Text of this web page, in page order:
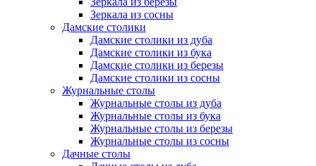
Зеркала из сосны
Дамские столики
Дамские столики из дуба
Дамские столики из бука
Дамские столики из березы
Дамские столики из сосны
Журнальные столы
Журнальные столы из дуба
Журнальные столы из бука
Журнальные столы из березы
Журнальные столы из сосны
Дачные столы